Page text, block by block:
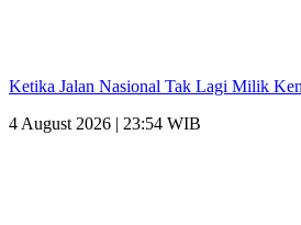
Ketika Jalan Nasional Tak Lagi Milik
4 August 2026 | 23:54 WIB